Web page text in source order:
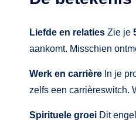
Liefde en relaties Zie je
aankomt. Misschien
Werk en carrière In je
zelfs een carrièreswitch.
Spirituele groei Dit